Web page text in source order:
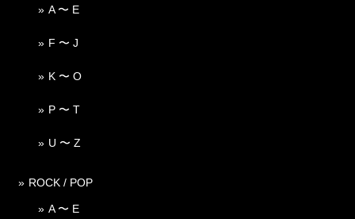
A 〜 E
F 〜 J
K 〜 O
P 〜 T
U 〜 Z
ROCK / POP
A 〜 E